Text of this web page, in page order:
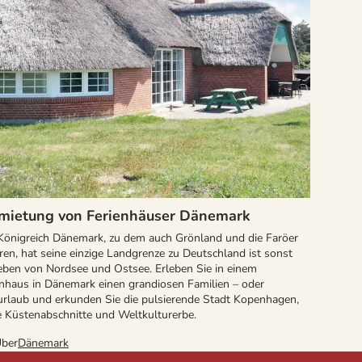
von Ferienhäuser Dänemark
Dänemark, zu dem auch Grönland und die Faröer
hat seine einzige Landgrenze zu Deutschland ist sonst
von Nordsee und Ostsee. Erleben Sie in einem
in Dänemark einen grandiosen Familien – oder
und erkunden Sie die pulsierende Stadt Kopenhagen,
Küstenabschnitte und Weltkulturerbe.
Dänemark